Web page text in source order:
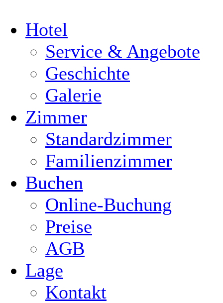
Hotel
Service & Angebote
Geschichte
Galerie
Zimmer
Standardzimmer
Familienzimmer
Buchen
Online-Buchung
Preise
AGB
Lage
Kontakt